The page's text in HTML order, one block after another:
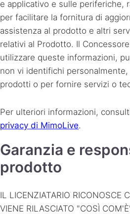
e applicativo e sulle periferiche,
per facilitare la fornitura di
assistenza al prodotto e altri
relativi al Prodotto. Il
utilizzare queste informazioni,
non vi identifichi
prodotti o per fornire servizi o
Per ulteriori informazioni,
privacy di MimoLive.
Garanzia e
prodotto
IL LICENZIATARIO RICONOSCE
VIENE RILASCIATO "COSÌ